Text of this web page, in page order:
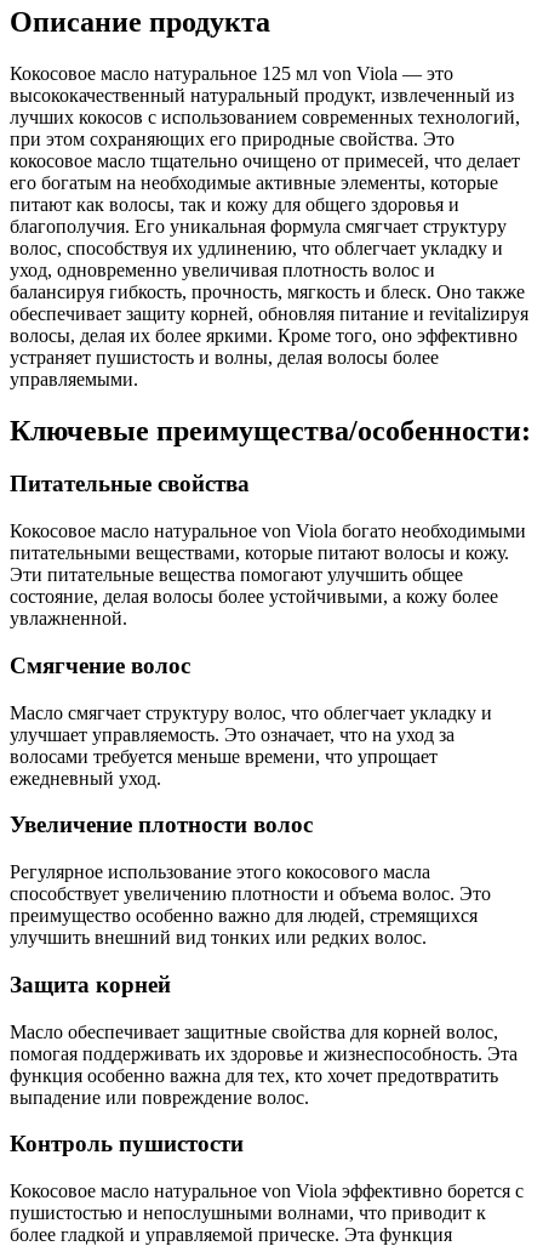
Описание продукта
Кокосовое масло натуральное 125 мл von Viola — это
высококачественный натуральный продукт, извлеченный из
лучших кокосов с использованием современных технологий,
при этом сохраняющих его природные свойства. Это
кокосовое масло тщательно очищено от примесей, что делает
его богатым на необходимые активные элементы, которые
питают как волосы, так и кожу для общего здоровья и
благополучия. Его уникальная формула смягчает структуру
волос, способствуя их удлинению, что облегчает укладку и
уход, одновременно увеличивая плотность волос и
балансируя гибкость, прочность, мягкость и блеск. Оно также
обеспечивает защиту корней, обновляя питание и revitalizируя
волосы, делая их более яркими. Кроме того, оно эффективно
устраняет пушистость и волны, делая волосы более
управляемыми.
Ключевые преимущества/особенности:
Питательные свойства
Кокосовое масло натуральное von Viola богато необходимыми
питательными веществами, которые питают волосы и кожу.
Эти питательные вещества помогают улучшить общее
состояние, делая волосы более устойчивыми, а кожу более
увлажненной.
Смягчение волос
Масло смягчает структуру волос, что облегчает укладку и
улучшает управляемость. Это означает, что на уход за
волосами требуется меньше времени, что упрощает
ежедневный уход.
Увеличение плотности волос
Регулярное использование этого кокосового масла
способствует увеличению плотности и объема волос. Это
преимущество особенно важно для людей, стремящихся
улучшить внешний вид тонких или редких волос.
Защита корней
Масло обеспечивает защитные свойства для корней волос,
помогая поддерживать их здоровье и жизнеспособность. Эта
функция особенно важна для тех, кто хочет предотвратить
выпадение или повреждение волос.
Контроль пушистости
Кокосовое масло натуральное von Viola эффективно борется с
пушистостью и непослушными волнами, что приводит к
более гладкой и управляемой прическе. Эта функция